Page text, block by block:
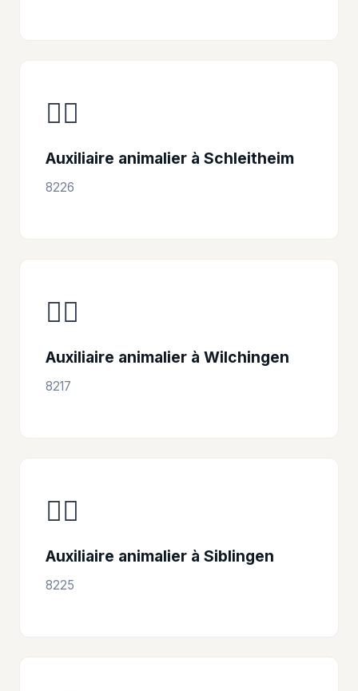
👩‍⚕️
Auxiliaire animalier à Schleitheim
8226
👩‍⚕️
Auxiliaire animalier à Wilchingen
8217
👩‍⚕️
Auxiliaire animalier à Siblingen
8225